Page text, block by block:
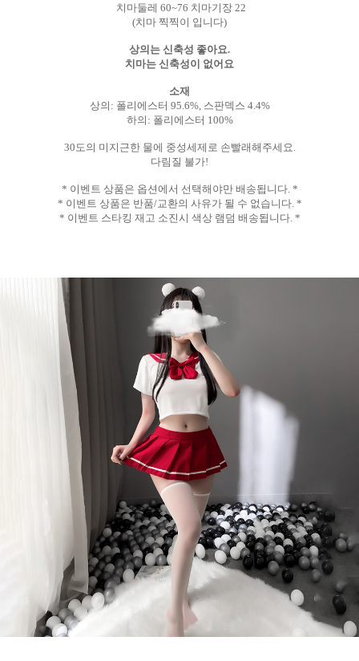
치마둘레 60~76 치마기장22
(치마 찍찍이 입니다)
상의는 신축성 좋아요.
치마는 신축성이 없어요
소재
상의: 폴리에스터 95.6%, 스판덱스 4.4%
하의: 폴리에스터 100%
30 도의 미지근한 물에 중성세제로 손빨래해주세요
다림질 불가!
* 이벤트 상품은 옵션에서 선택해야만 배송됩니다. *
* 이벤트 상품은 반품/교환의 사유가 될 수 없습니다. *
* 이벤트 스타킹 재고 소진시 색상 램덤 배송됩니다. *